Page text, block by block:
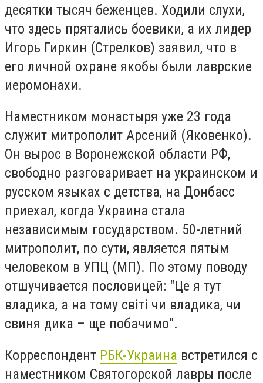
десятки тысяч беженцев. Ходили слухи,
что здесь прятались боевики, а их лидер
Игорь Гиркин (Стрелков) заявил, что в
его личной охране якобы были лаврские
иеромонахи.
Наместником монастыря уже 23 года
служит митрополит Арсений (Яковенко).
Он вырос в Воронежской области РФ,
свободно разговаривает на украинском и
русском языках с детства, на Донбасс
приехал, когда Украина стала
независимым государством. 50-летний
митрополит, по сути, является пятым
человеком в УПЦ (МП). По этому поводу
отшучивается пословицей: "Це я тут
владика, а на тому світі чи владика, чи
свиня дика – ще побачимо".
Корреспондент РБК-Украина встретился с
наместником Святогорской лавры после